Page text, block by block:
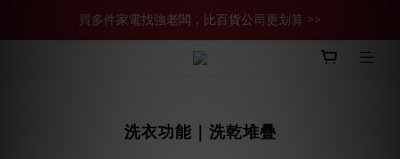
買多件家電找強老闆，比百貨公司更划算 >>
買多件家電找強老闆，比百貨公司更划算 >>
官網現金轉帳優惠 結帳輸【YHH02】再享2%優惠
洗衣功能｜洗乾堆疊